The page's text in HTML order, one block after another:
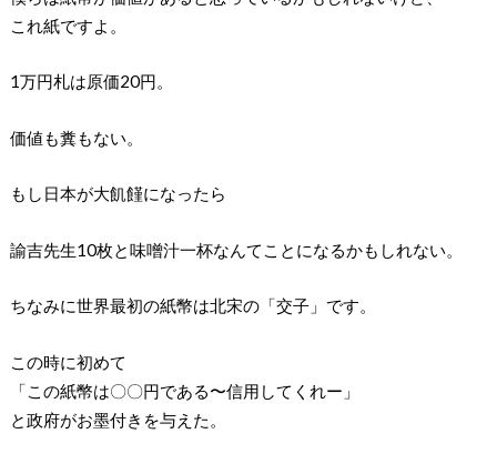
これ紙ですよ。
1万円札は原価20円。
価値も糞もない。
もし日本が大飢饉になったら
諭吉先生10枚と味噌汁一杯なんてことになるかもしれない。
ちなみに世界最初の紙幣は北宋の「交子」です。
この時に初めて
「この紙幣は〇〇円である〜信用してくれー」
と政府がお墨付きを与えた。